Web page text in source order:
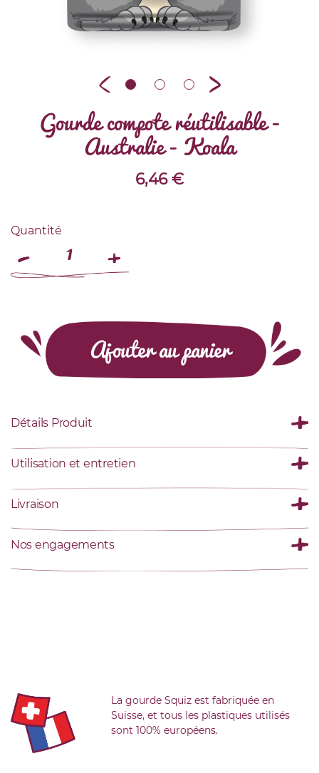
Gourde compote réutilisable -
Australie - Koala
6,46€
Quantité
Ajouter au panier
Détails Produit
Utilisation et entretien
Livraison
Nos engagements
La gourde Squiz est fabriquée en
Suisse, et tous les plastiques utilisés
sont 100% européens.